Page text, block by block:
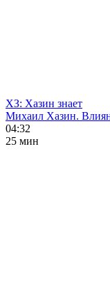
ХЗ: Хазин знает
Михаил Хазин.
04:32
25 мин